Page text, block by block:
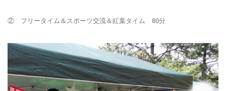
② フリータイム＆スポーツ交流＆紅葉タイム 80分